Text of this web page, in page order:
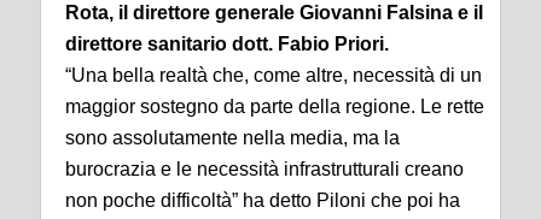
Rota, il direttore generale Giovanni Falsina e il
direttore sanitario dott. Fabio Priori.
“Una bella realtà che, come altre, necessità di un
maggior sostegno da parte della regione. Le rette
sono assolutamente nella media, ma la
burocrazia e le necessità infrastrutturali creano
non poche difficoltà” ha detto Piloni che poi ha